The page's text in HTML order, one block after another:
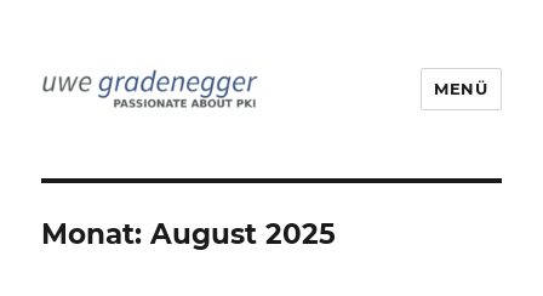
MENÜ
Monat:August 2025